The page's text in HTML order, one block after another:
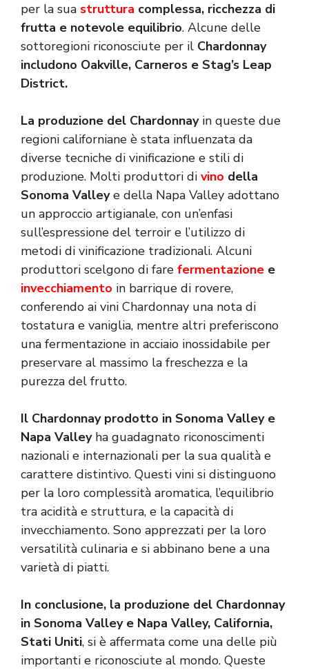
per la sua struttura complessa, ricchezza di
frutta e notevole equilibrio. Alcune delle
sottoregioni riconosciute per il Chardonnay
includono Oakville, Carneros e Stag’s Leap
District.
La produzione del Chardonnayin queste due
regioni californiane è stata influenzata da
diverse tecniche di vinificazione e stili di
produzione. Molti produttori di vino della
Sonoma Valleye della Napa Valley adottano
un approccio artigianale, con un’enfasi
sull’espressione del terroir e l’utilizzo di
metodi di vinificazione tradizionali. Alcuni
produttori scelgono di fare fermentazione e
invecchiamento in barrique di rovere,
conferendo ai vini Chardonnay una nota di
tostatura e vaniglia, mentre altri preferiscono
una fermentazione in acciaio inossidabile per
preservare al massimo la freschezza e la
purezza del frutto.
Il Chardonnay prodotto in Sonoma Valley e
Napa Valleyha guadagnato riconoscimenti
nazionali e internazionali per la sua qualità e
carattere distintivo. Questi vini si distinguono
per la loro complessità aromatica, l’equilibrio
tra acidità e struttura, e la capacità di
invecchiamento. Sono apprezzati per la loro
versatilità culinaria e si abbinano bene a una
varietà di piatti.
In conclusione, la produzione del Chardonnay
in Sonoma Valley e Napa Valley, California,
Stati Uniti, si è affermata come una delle più
importanti e riconosciute al mondo. Queste